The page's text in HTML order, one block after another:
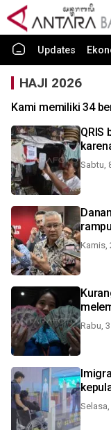
Updates
HAJI 2026
Kami memiliki 34
QRIS
Sabtu,
Kamis,
Rabu,